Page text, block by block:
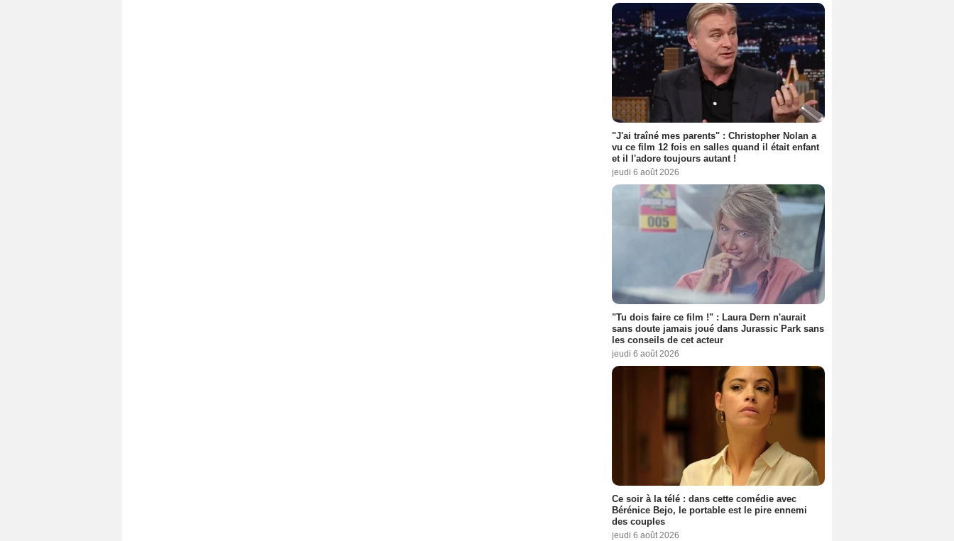
"J'ai traîné mes parents" : Christopher Nolan a
vu ce film 12 fois en salles quand il était enfant
et il l'adore toujours autant !
jeudi 6 août 2026
"Tu dois faire ce film !" : Laura Dern n'aurait
sans doute jamais joué dans Jurassic Park sans
les conseils de cet acteur
jeudi 6 août 2026
Ce soir à la télé : dans cette comédie avec
Bérénice Bejo, le portable est le pire ennemi
des couples
jeudi 6 août 2026